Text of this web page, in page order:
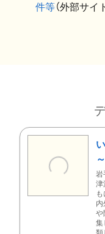
件等（外部サイ
～
岩
津
内
や
集